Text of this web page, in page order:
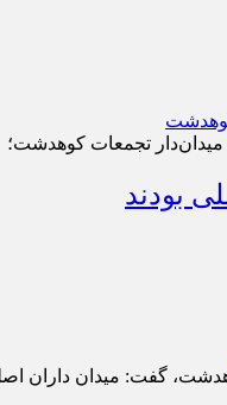
تجمعات کوهدشت؛
بودند
گفت: میدان داران